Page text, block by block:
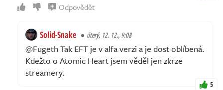
Odpovědět
Solid-Snake úterý, 12. 12., 9:08
@Fugeth Tak EFT je v alfa verzi a je dost oblíbená.
Kdežto o Atomic Heart jsem věděl jen zkrze
streamery.
5